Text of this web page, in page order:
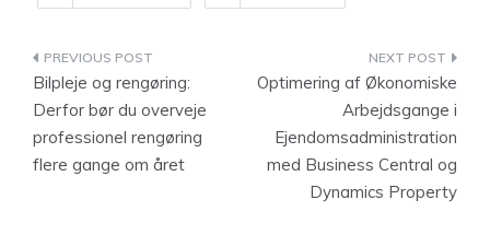
Indlægsnavigation
Bilpleje og rengøring:
Derfor bør du overveje
professionel rengøring
flere gange om året
Optimering af Økonomiske
Arbejdsgange i
Ejendomsadministration
med Business Central og
Dynamics Property